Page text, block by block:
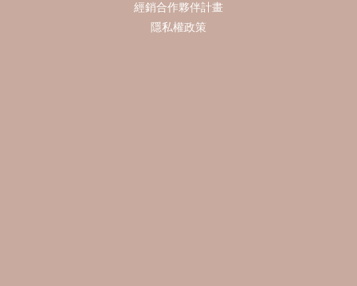
經銷合作夥伴計畫
隱私權政策